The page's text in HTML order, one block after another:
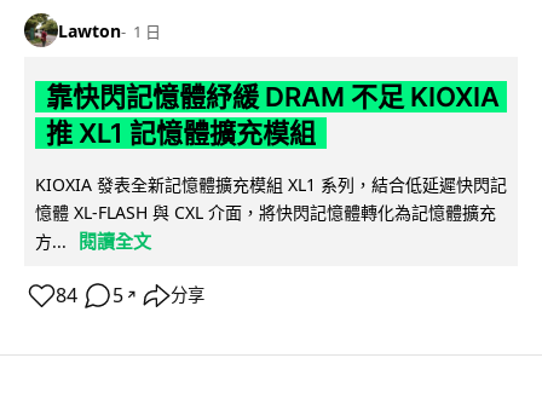
Lawton 1 日
靠快閃記憶體紓緩 DRAM 不足 KIOXIA
推 XL1 記憶體擴充模組
KIOXIA 發表全新記憶體擴充模組 XL1 系列，結合低延遲快閃記
憶體 XL-FLASH 與 CXL 介面，將快閃記憶體轉化為記憶體擴充
方...
閱讀全文
84 5 ↗ 分享